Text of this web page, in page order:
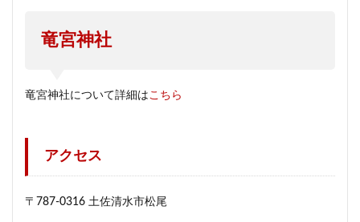
竜宮神社
竜宮神社について詳細はこちら
アクセス
〒787-0316 土佐清水市松尾